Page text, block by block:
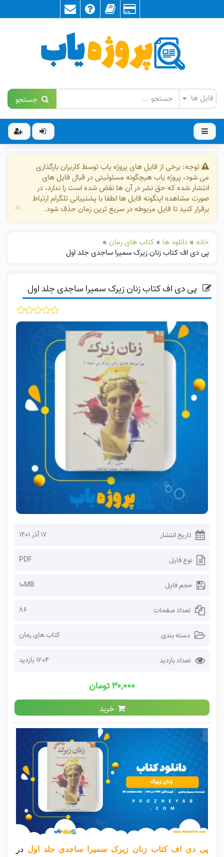
جستجو
توجه: برخی از فایل های پروژه یاب توسط کاربران بارگذاری
می شود، پروژه یاب هیچگونه مسئولیتی در قبال فایل های
انتشار شده که حق نشر در آن ها نقض شده است را ندارد، در
صورت مشاهده اینگونه فایل ها لطفا با پشتیبانی تلگرام ارتباط
برقرار کنید تا فایل مربوطه در سریع ترین زمان حذف شود.
×
خانه » دانلود ها » کتاب های رمان »
پی دی اف کتاب زنان زیرک سمیرا ساجدی جلد اول
پی دی اف کتاب زنان زیرک سمیرا ساجدی جلد اول
تاریخ انتشار ۱۷ آذر ۱۴۰۱
نوع فایل PDF
حجم فایل 10MB
تعداد صفحات 86
دسته بندی کتاب های رمان
تعداد بازدید 1204 بازدید
۳۰,۰۰۰ تومان
خرید
پی دی اف کتاب زنان زیرک سمیرا ساجدی جلد اول در